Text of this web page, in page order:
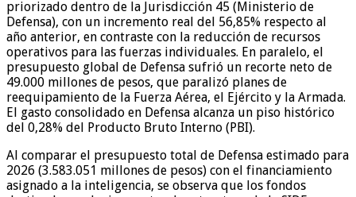
priorizado dentro de la Jurisdicción 45 (Ministerio de
Defensa), con un incremento real del 56,85% respecto al
año anterior, en contraste con la reducción de recursos
operativos para las fuerzas individuales. En paralelo, el
presupuesto global de Defensa sufrió un recorte neto de
49.000 millones de pesos, que paralizó planes de
reequipamiento de la Fuerza Aérea, el Ejército y la Armada.
El gasto consolidado en Defensa alcanza un piso histórico
del 0,28% del Producto Bruto Interno (PBI).
Al comparar el presupuesto total de Defensa estimado para
2026 (3.583.051 millones de pesos) con el financiamiento
asignado a la inteligencia, se observa que los fondos